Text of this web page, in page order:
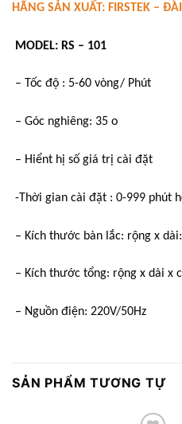
HÃNG SẢN XUẤT: FIRSTEK –
MODEL: RS – 101
– Tốc độ : 5-60 vòng/ Phút
– Góc nghiêng: 35 o
– Hiểnt hị số giá trị cài đặt
-Thời gian cài đặt : 0-999 phút
– Kích thước bàn lắc: rộng x
– Kích thước tổng: rộng x dài x
– Nguồn điện: 220V/50Hz
SẢN PHẨM TƯƠNG TỰ